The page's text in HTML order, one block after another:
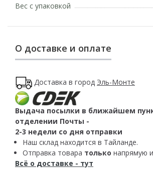
Вес с упаковкой
О доставке и оплате
Доставка в город Эль-Монте
Выдача посылки в ближайшем
отделении Почты -
2-3 недели со дня отправки
Наш склад находится в Тайланде.
Отправка товара только напрямую
Всё о доставке - тут